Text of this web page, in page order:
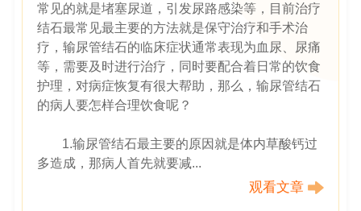
常见的就是堵塞尿道，引发尿路感染等，目前治疗
结石最常见最主要的方法就是保守治疗和手术治
疗，输尿管结石的临床症状通常表现为血尿、尿痛
等，需要及时进行治疗，同时要配合着日常的饮食
护理，对病症恢复有很大帮助，那么，输尿管结石
的病人要怎样合理饮食呢？
1.输尿管结石最主要的原因就是体内草酸钙过
多造成，那病人首先就要减...
观看文章